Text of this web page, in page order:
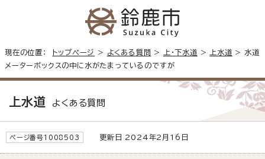
現在の位置： トップページ > よくある質問 > 上・下水道 > 上水道 > 水道
メーターボックスの中に水がたまっているのですが
上水道 よくある質問
ページ番号1008503 更新日 2024年2月16日